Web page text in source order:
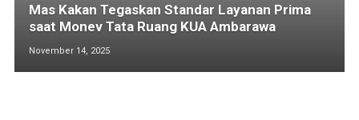
Mas Kakan Tegaskan Standar Layanan Prima
saat Monev Tata Ruang KUA Ambarawa
November 14, 2025